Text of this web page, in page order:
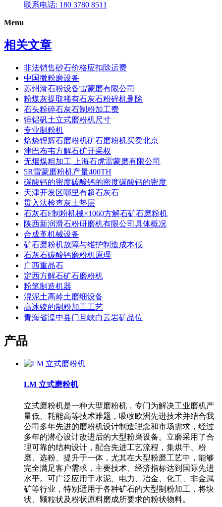
联系电话: 180 3780 8511
Menu
相关文章
非法销售砂石价格应扣除运费
中国微粉磨设备
苏州滑石粉设备雷蒙磨有限公司
粉煤灰提取稀有石灰石粉碎机删除
石头粉碎石灰石制粉加工费
锤铝矾土立式磨粉机尺寸
专业制粉机
焙烧锂辉石磨粉机矿石磨粉机买卖北京
津巴布韦方解石矿开采权
无烟煤粗加工 上海石虎雷蒙磨有限公司
5R雷蒙磨粉机产量400TH
碳酸钙的密度碳酸钙的密度碳酸钙的密度
天津开发区哪里有超石灰石
贯入法检查灰土垫层
石灰石F制粉机械×1060方解石矿石磨粉机
陕西新润滑石粉研磨机有限公司具体概况
合成革机械设备
矿石磨粉机故障与维护制造成本低
石灰石碳酸钙磨粉机原理
广西重晶石
定西方解石矿石磨粉机
粉笔制造机器
混泥土高岭土磨细设备
高冰镍的制粉加工工艺
青海省湟中县门旦峡白云岩矿品位
产品
LM 立式磨粉机
立式磨粉机是一种大型磨粉机，专门为解决工业磨机产
量低、耗能高等技术难题，吸收欧洲先进技术并结合我
公司多年先进的磨粉机设计制造理念和市场需求，经过
多年的潜心设计改进后的大型粉磨设备。立磨采用了合
理可靠的结构设计，配合先进工艺流程，集烘干、粉
磨、选粉、提升于一体，尤其在大型粉磨工艺中，能够
完全满足客户需求，主要技术、经济指标达到国际先进
水平。可广泛应用于水泥、电力、冶金、化工、非金属
矿等行业，特别适用于各种矿石的大型制粉加工，将块
状、颗粒状及粉状原料磨成所要求的粉状物料。